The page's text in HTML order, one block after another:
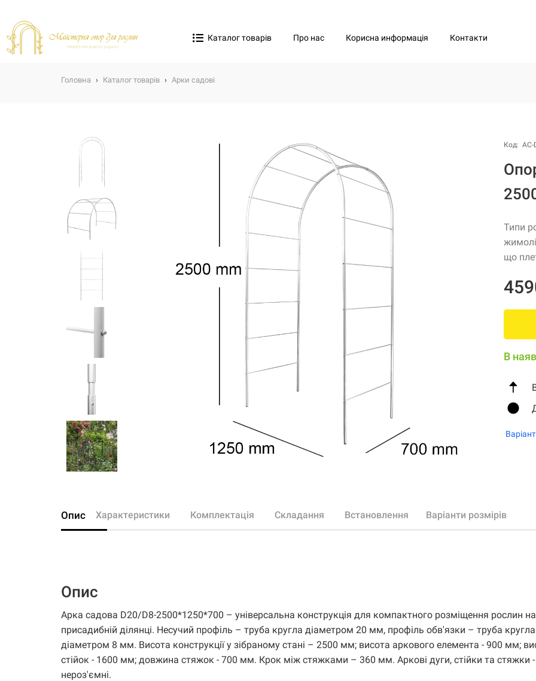
Каталог товарів Про нас Корисна информація Контакти
Головна › Каталог товарів › Арки садові
Код: АС-
Типи
що
В
Опис Характеристики Комплектація Складання Встановлення Варіанти розмірів
Опис
Арка садова D20/D8-2500*1250*700 – універсальна конструкція для компактного розміщення рослин на
присадибній ділянці. Несучий профіль – труба кругла діаметром 20 мм, профіль обв'язки – труба кругла
діаметром 8 мм. Висота конструкції у зібраному стані – 2500 мм; висота аркового елемента - 900 мм;
стійок - 1600 мм; довжина стяжок - 700 мм. Крок між стяжками – 360 мм. Аркові дуги, стійки та стяжки -
нероз'ємні.